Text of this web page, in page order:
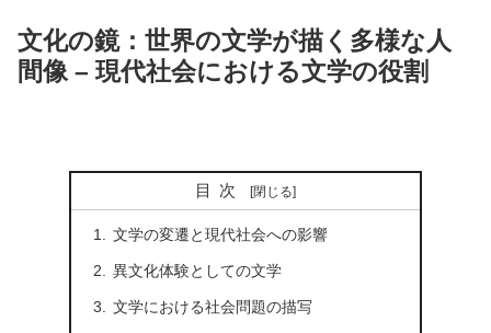
文化の鏡：世界の文学が描く多様な人
間像 – 現代社会における文学の役割
目次
文学の変遷と現代社会への影響
異文化体験としての文学
文学における社会問題の描写